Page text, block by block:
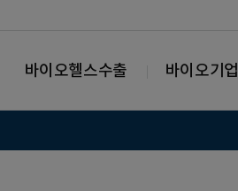
바이오헬스수출 바이오기업